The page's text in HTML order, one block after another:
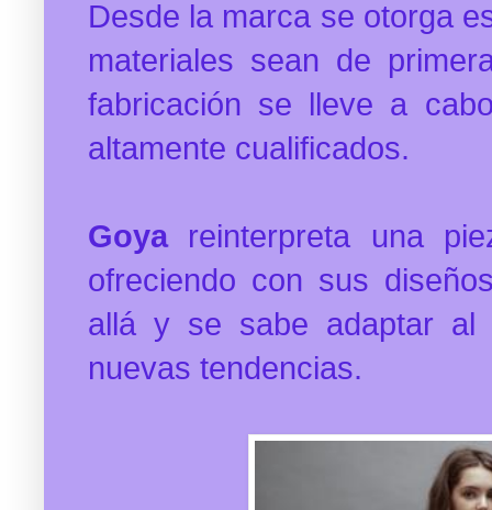
Desde la marca se otorga
materiales sean de
fabricación se lleve a
altamente cualificados.
Goyareinterpreta una
ofreciendo con sus
allá y se sabe adaptar
nuevas tendencias.